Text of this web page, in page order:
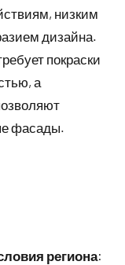
низким
дизайна.
покраски
а
фасады.
региона: